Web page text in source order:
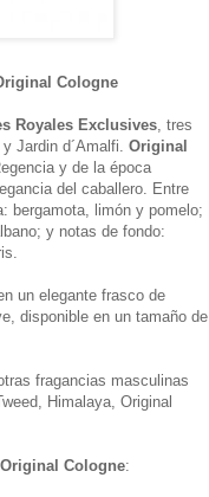
Cologne
Royales Exclusives , tres
y Jardin d´Amalfi. Original
y de la época
del caballero. Entre
bergamota, limón y pomelo;
y notas de fondo:
un elegante frasco de
disponible en un tamaño de
fragancias masculinas
Himalaya, Original
Cologne: